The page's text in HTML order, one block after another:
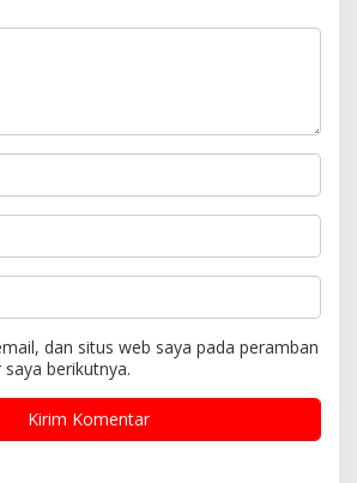
dan situs web saya pada peramban
berikutnya.